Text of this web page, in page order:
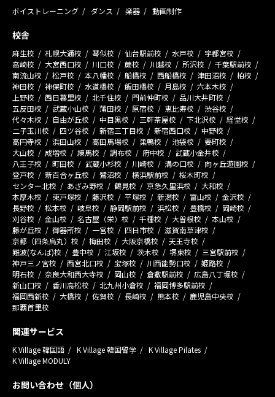
ボイストレーニング ダンス 楽器 動画制作
校舎
麻生校 札幌大通校 琴似校 仙台駅前校 水戸校
宇都宮校
高崎校
大宮西口校 川口校 蕨校 川越校 所沢校
千葉駅前校
南流山校
松戸校 本八幡校 船橋校 西船橋校 津田沼校
柏校
神田校
神保町校 水道橋校 飯田橋校 月島校
六本木校
上野校
西日暮里校 北千住校 門前仲町校
品川大井町校
五反田校
武蔵小山校 蒲田校 原宿校 恵比寿校
渋谷校
代々木校
自由が丘校 中目黒校 三軒茶屋校 下北沢校
経堂校
二子玉川校
四ツ谷校 新宿三丁目校 新宿西口校
中野校
高円寺校
浜田山校 高田馬場校 巣鴨校 池袋校
要町校
大山校
成増校 練馬校 調布校 府中校
武蔵小金井校
八王子校
町田校 武蔵小杉校 川崎校 溝の口校
向ヶ丘遊園校
登戸校
新百合ヶ丘校 鷺沼校 横浜駅前校
桜木町校
センター北校
あざみ野校 鶴見校 京急久里浜校
大和校
本厚木校
東戸塚校 藤沢校 平塚校 新潟校 富山校
金沢校
長野校
松本校 岐阜校 静岡駅前校 浜松校 豊橋校
岡崎校
刈谷校
金山校 名古屋（栄）校 千種校 大曽根校
本山校
藤が丘校
御器所校 一宮校 四日市校
滋賀南草津校
京都（四条烏丸）校
梅田校 大阪京橋校
天王寺校
難波(なんば)校
豊中校 江坂校 茨木校 堺東校
三宮駅前校
神戸三ノ宮校
西宮北口校 宝塚校 川西能勢口校
姫路校
明石校
奈良大和西大寺校 岡山校 倉敷駅前校
広島八丁堀校
新山口校
香川高松校 北九州小倉校
福岡博多駅前校
福岡西新校
大橋校 佐賀校 長崎校 熊本校
鹿児島中央校
那覇首里校
関連サービス
K Village 韓国語 K Village 韓国留学
K Village Pilates
K Village MODULY
お問い合わせ（個人）